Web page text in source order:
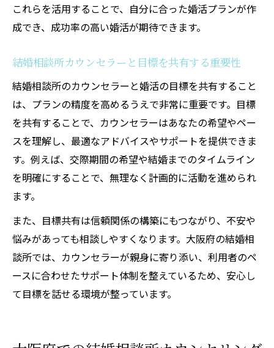
これらを活用することで、自分に合った婚活プランが作
成でき、成功率の高い婚活が期待できます。
結婚相談所カウンセラーと目標を共有する重要性
結婚相談所のカウンセラーと婚活の目標を共有すること
は、プランの精度を高めるうえで非常に重要です。目標
を共有することで、カウンセラーはあなたの希望やペー
スを理解し、最適なアドバイスやサポートを提供できま
す。例えば、交際期間の希望や結婚までのタイムライン
を明確にすることで、無理なく計画的に活動を進められ
ます。
また、目標共有は信頼関係の構築にもつながり、不安や
悩みがあっても相談しやすくなります。大阪府の結婚相
談所では、カウンセラーが親身に寄り添い、利用者のペ
ースに合わせたサポート体制を整えているため、安心し
て目標を話せる環境が整っています。